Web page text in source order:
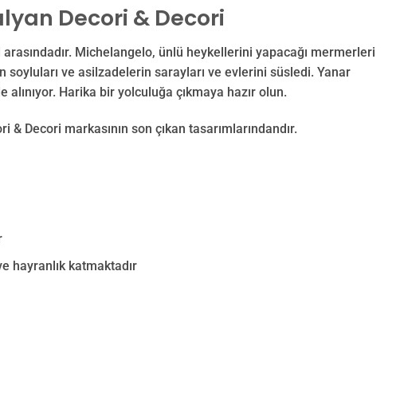
Decori & Decori
Michelangelo, ünlü heykellerini yapacağı mermerleri
ve asilzadelerin sarayları ve evlerini süsledi. Yanar
Harika bir yolculuğa çıkmaya hazır olun.
Decori markasının son çıkan tasarımlarındandır.
hayranlık katmaktadır